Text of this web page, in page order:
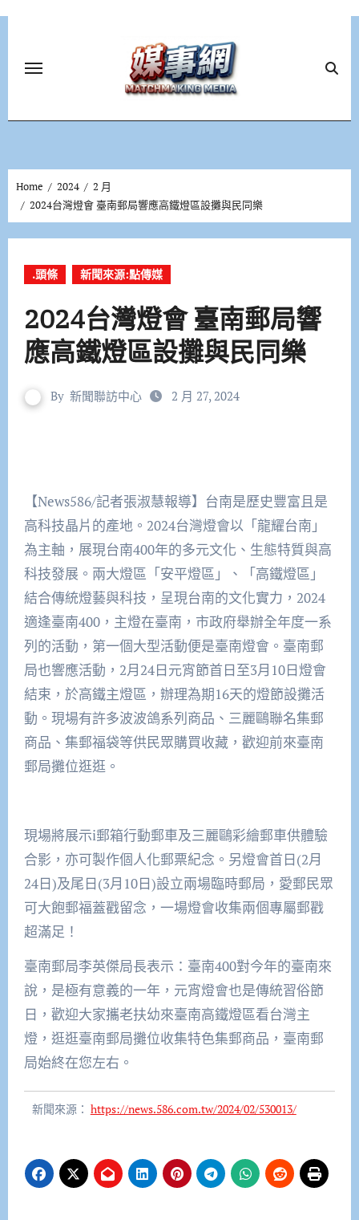
Home 2024
2 月
2024台灣燈會 臺南郵局響應高鐵燈區設攤與民同樂
.頭條 新聞來源:點傳媒
2024台灣燈會 臺南郵局響
應高鐵燈區設攤與民同樂
By 新聞聯訪中心 2 月 27, 2024
【News586/記者張淑慧報導】台南是歷史豐富且是
高科技晶片的產地。2024台灣燈會以「龍耀台南」
為主軸，展現台南400年的多元文化、生態特質與高
科技發展。兩大燈區「安平燈區」、「高鐵燈區」
結合傳統燈藝與科技，呈現台南的文化實力，2024
適逢臺南400，主燈在臺南，市政府舉辦全年度一系
列的活動，第一個大型活動便是臺南燈會。臺南郵
局也響應活動，2月24日元宵節首日至3月10日燈會
結束，於高鐵主燈區，辦理為期16天的燈節設攤活
動。現場有許多波波鴿系列商品、三麗鷗聯名集郵
商品、集郵福袋等供民眾購買收藏，歡迎前來臺南
郵局攤位逛逛。
現場將展示i郵箱行動郵車及三麗鷗彩繪郵車供體驗
合影，亦可製作個人化郵票紀念。另燈會首日(2月
24日)及尾日(3月10日)設立兩場臨時郵局，愛郵民眾
可大飽郵福蓋戳留念，一場燈會收集兩個專屬郵戳
超滿足！
臺南郵局李英傑局長表示：臺南400對今年的臺南來
說，是極有意義的一年，元宵燈會也是傳統習俗節
日，歡迎大家攜老扶幼來臺南高鐵燈區看台灣主
燈，逛逛臺南郵局攤位收集特色集郵商品，臺南郵
局始終在您左右。
新聞來源： https://news.586.com.tw/2024/02/530013/